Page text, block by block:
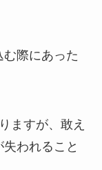
際にあった
ますが、敢え
われること